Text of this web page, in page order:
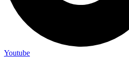
Youtube